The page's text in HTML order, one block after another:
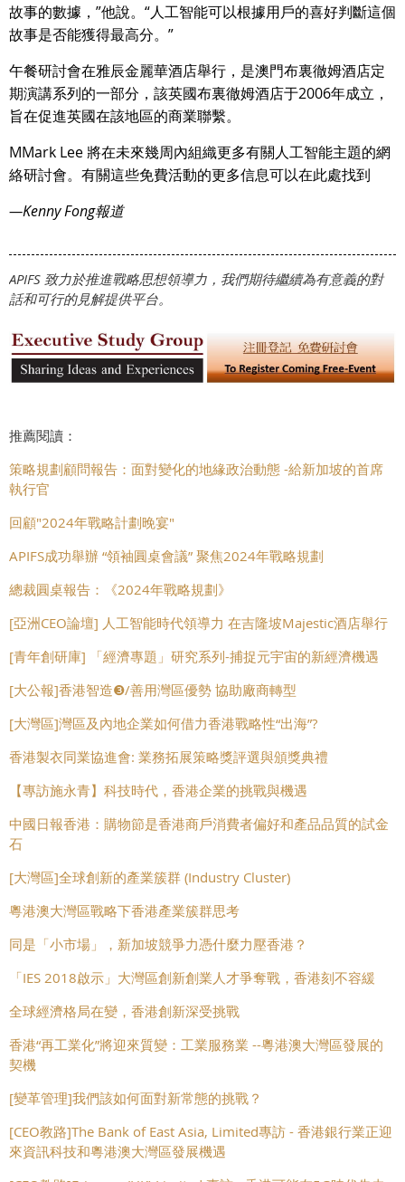
故事的數據，”他說。“人工智能可以根據用戶的喜好判斷這個
故事是否能獲得最高分。”
午餐研討會在雅辰金麗華酒店舉行，是澳門布裏徹姆酒店定
期演講系列的一部分，該英國布裏徹姆酒店于2006年成立，
旨在促進英國在該地區的商業聯繫。
MMark Lee 將在未來幾周內組織更多有關人工智能主題的網
絡研討會。有關這些免費活動的更多信息可以在此處找到
—Kenny Fong報道
APIFS 致力於推進戰略思想領導力，我們期待繼續為有意義的對
話和可行的見解提供平台。
推薦閱讀：
策略規劃顧問報告：面對變化的地緣政治動態 -給新加坡的首席
執行官
回顧"2024年戰略計劃晚宴"
APIFS成功舉辦 “領袖圓桌會議” 聚焦2024年戰略規劃
總裁圓桌報告：《2024年戰略規劃》
[亞洲CEO論壇] 人工智能時代領導力 在吉隆坡Majestic酒店舉行
[青年創研庫] 「經濟專題」研究系列-捕捉元宇宙的新經濟機遇
[大公報]香港智造❸/善用灣區優勢 協助廠商轉型
[大灣區]灣區及內地企業如何借力香港戰略性“出海”?
香港製衣同業協進會: 業務拓展策略獎評選與頒獎典禮
【專訪施永青】科技時代，香港企業的挑戰與機遇
中國日報香港：購物節是香港商戶消費者偏好和產品品質的試金
石
[大灣區]全球創新的產業簇群 (Industry Cluster)
粵港澳大灣區戰略下香港產業簇群思考
同是「小市場」，新加坡競爭力憑什麼力壓香港？
「IES 2018啟示」大灣區創新創業人才爭奪戰，香港刻不容緩
全球經濟格局在變，香港創新深受挑戰
香港“再工業化”將迎來質變：工業服務業 --粵港澳大灣區發展的
契機
[變革管理]我們該如何面對新常態的挑戰？
[CEO教路]The Bank of East Asia, Limited專訪 - 香港銀行業正迎
來資訊科技和粵港澳大灣區發展機遇